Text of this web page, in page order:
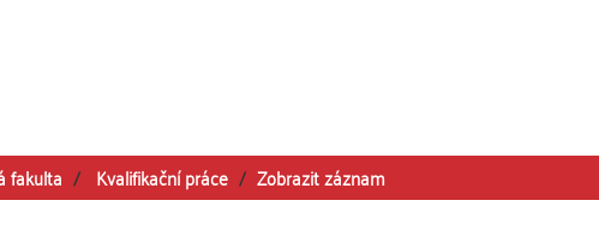
fakulta Kvalifikační práce
Zobrazit záznam